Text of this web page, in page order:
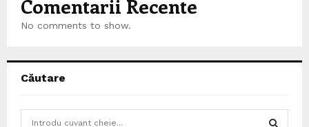
Comentarii Recente
No comments to show.
Căutare